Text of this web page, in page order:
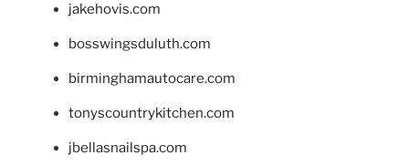
jakehovis.com
bosswingsduluth.com
birminghamautocare.com
tonyscountrykitchen.com
jbellasnailspa.com